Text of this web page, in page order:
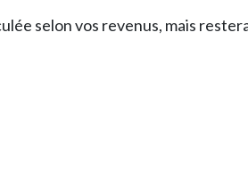
selon vos revenus, mais